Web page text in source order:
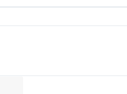
− +